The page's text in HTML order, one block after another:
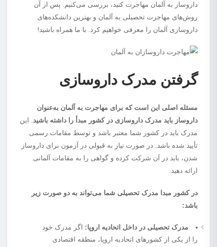
داروساز به آلمان مهاجرت کنید، بررسی می‌کنیم. پس از آن
روش‌های مهاجرت تحصیلی به آلمان و بهترین دانشکده‌های
داروسازی آلمان را معرفی خواهیم کرد. با ما همراه باشید!
گرفتن مدرک داروسازی
مسئله اصلی این است که برای مهاجرت به آلمان به‌عنوان
داروساز باید مدرک داروسازی در کشور مبدأ را داشته باشید . این
مدرک باید در کشور شما معتبر باشد و توسط مقامات رسمی
تأیید شده باشد. در صورت نیاز به قبولی در آزمون برای داروساز
شدن، باید در آن شرکت کرده و گواهی را به مقامات آلمانی
ارائه دهید.
در کشور مبدا مدرک تحصیلی شما می‌تواند به دو صورت زیر
باشد:
مدرک تحصیلی در داخل اتحادیه اروپا: اگر مدرک خود
را از یکی از کشورهای اتحادیه اروپا، منطقه اقتصادی